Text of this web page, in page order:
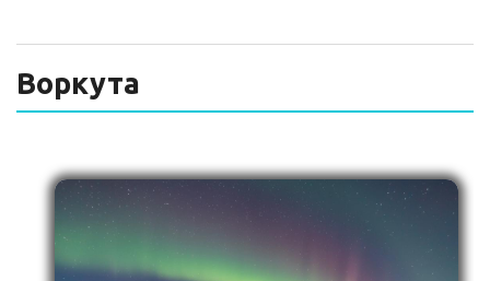
СТРОИТЕЛЬНЫЙ АУДИТ
НОРМАТИВНЫЕ ДОКУМЕНТЫ
О НАС
Воркута